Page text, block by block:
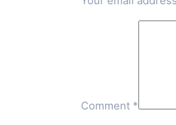
Comment *